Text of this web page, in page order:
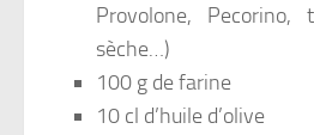
Provolone, Pecorino,
sèche…)
100 g de farine
10 cl d’huile d’olive